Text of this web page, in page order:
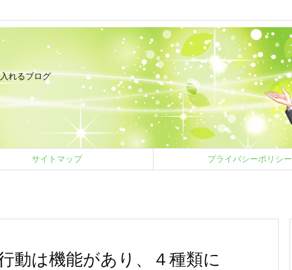
れるブログ
サイトマップ プライバシーポリシー
動は機能があり、４種類に